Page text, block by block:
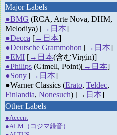
Major Labels
●BMG (RCA, Arte Nova, DHM,
Melodiya) [→日本]
●Decca [→日本]
●Deutsche Grammohon [→日本]
●EMI [→日本(含むVirgin)]
●Philips (Gimell, Point)[→日本]
●Sony [→日本]
●Warner Classics (Erato, Teldec,
Finlandia, Nonesuch) [→ 日本]
Other Labels
●Accent
●ALM（コジマ録音）